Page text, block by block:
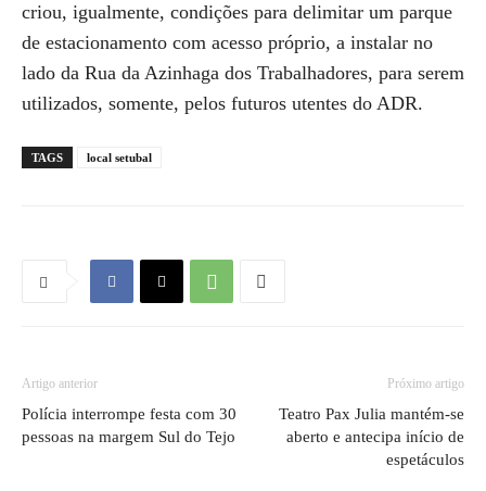
criou, igualmente, condições para delimitar um parque
de estacionamento com acesso próprio, a instalar no
lado da Rua da Azinhaga dos Trabalhadores, para serem
utilizados, somente, pelos futuros utentes do ADR.
TAGS local setubal
Artigo anterior
Polícia interrompe festa com 30
pessoas na margem Sul do Tejo
Próximo artigo
Teatro Pax Julia mantém-se
aberto e antecipa início de
espetáculos